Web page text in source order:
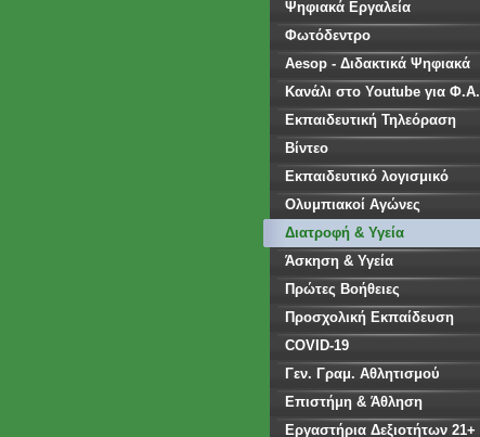
Ψηφιακά Εργαλεία
Φωτόδεντρο
Aesop - Διδακτικά Ψηφιακά
Σενάρια
Κανάλι στο Youtube για Φ.Α.
Εκπαιδευτική Τηλεόραση
Βίντεο
Εκπαιδευτικό λογισμικό
Ολυμπιακοί Αγώνες
Διατροφή & Υγεία
Άσκηση & Υγεία
Πρώτες Βοήθειες
Προσχολική Εκπαίδευση
COVID-19
Γεν. Γραμ. Αθλητισμού
Επιστήμη & Άθληση
Εργαστήρια Δεξιοτήτων 21+